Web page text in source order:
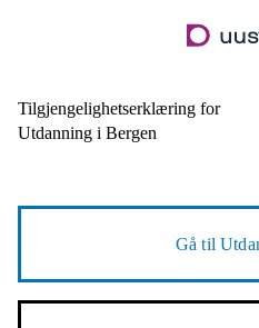
Tilgjengelighetserklæring for
Utdanning i Bergen
Gå til